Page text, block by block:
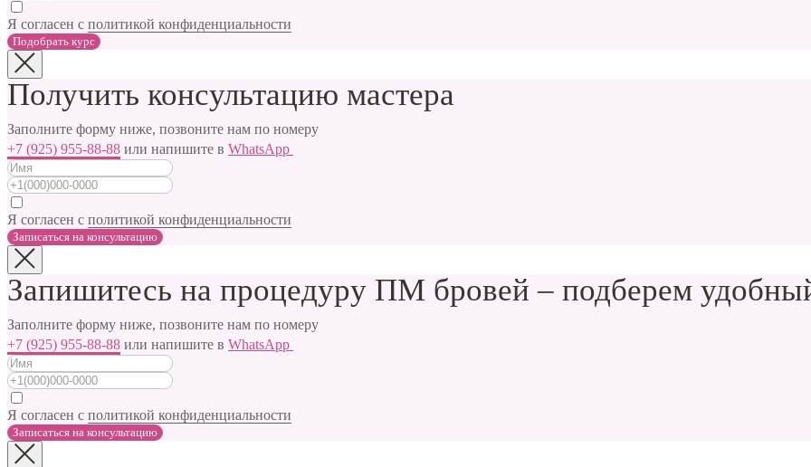
Я согласен с политикой конфиденциальности
Подобрать курс
Получить консультацию мастера
Заполните форму ниже, позвоните нам по номеру
+7 (925) 955-88-88 или напишите в WhatsApp
Я согласен с политикой конфиденциальности
Записаться на консультацию
Запишитесь на процедуру ПМ бровей – подберем
Заполните форму ниже, позвоните нам по номеру
+7 (925) 955-88-88 или напишите в WhatsApp
Я согласен с политикой конфиденциальности
Записаться на консультацию